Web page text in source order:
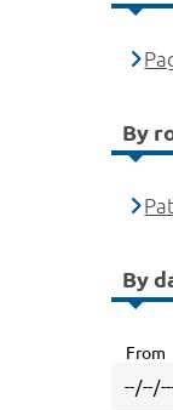
By
By
From